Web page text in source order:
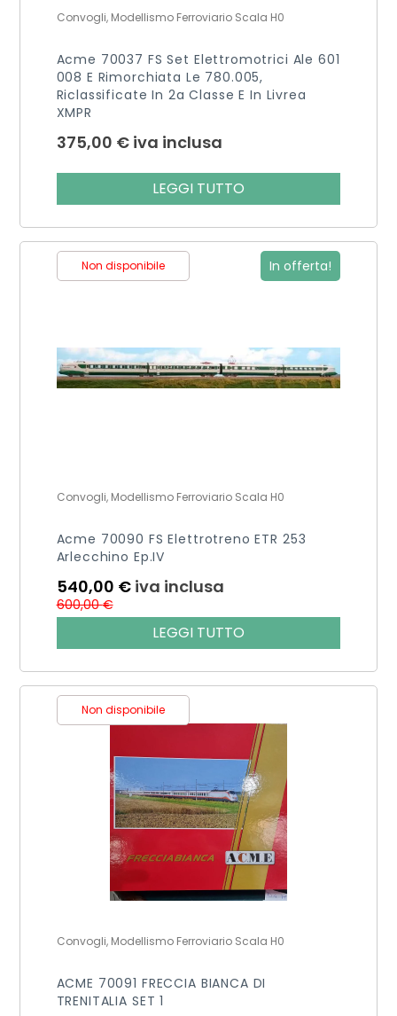
Convogli, Modellismo Ferroviario Scala H0
Acme 70037 FS Set Elettromotrici Ale 601
008 E Rimorchiata Le 780.005,
Riclassificate In 2a Classe E In Livrea
XMPR
375,00 € iva inclusa
LEGGI TUTTO
In offerta!
Non disponibile
Convogli, Modellismo Ferroviario Scala H0
Acme 70090 FS Elettrotreno ETR 253
Arlecchino Ep.IV
600,00€
540,00 € iva inclusa
LEGGI TUTTO
Non disponibile
Convogli, Modellismo Ferroviario Scala H0
ACME 70091 FRECCIA BIANCA DI
TRENITALIA SET 1